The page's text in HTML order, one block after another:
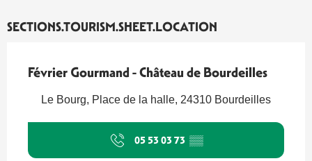
SECTIONS.TOURISM.SHEET.LOCATION
Février Gourmand - Château de Bourdeilles
Le Bourg, Place de la halle, 24310 Bourdeilles
05 53 03 73 ▒▒